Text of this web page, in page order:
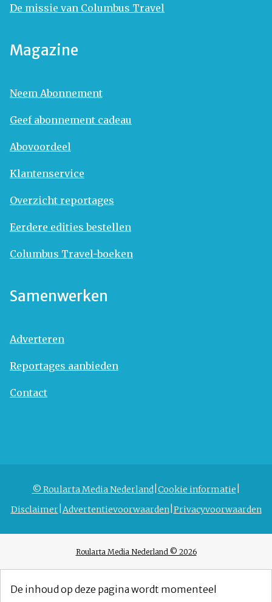
De missie van Columbus Travel
Magazine
Neem Abonnement
Geef abonnement cadeau
Abovoordeel
Klantenservice
Overzicht reportages
Eerdere edities bestellen
Columbus Travel-boeken
Samenwerken
Adverteren
Reportages aanbieden
Contact
© Roularta Media Nederland Cookie informatie
Disclaimer Advertentievoorwaarden Privacyvoorwaarden
Roularta Media Nederland © 2026
De inhoud op deze pagina wordt momenteel